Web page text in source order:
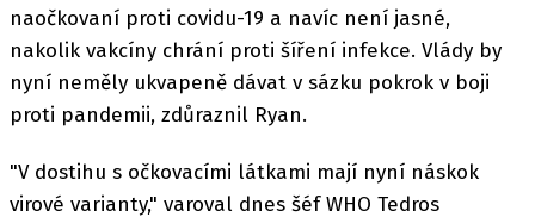
naočkovaní proti covidu-19 a navíc není jasné,
nakolik vakcíny chrání proti šíření infekce. Vlády by
nyní neměly ukvapeně dávat v sázku pokrok v boji
proti pandemii, zdůraznil Ryan.
"V dostihu s očkovacími látkami mají nyní náskok
virové varianty," varoval dnes šéf WHO Tedros